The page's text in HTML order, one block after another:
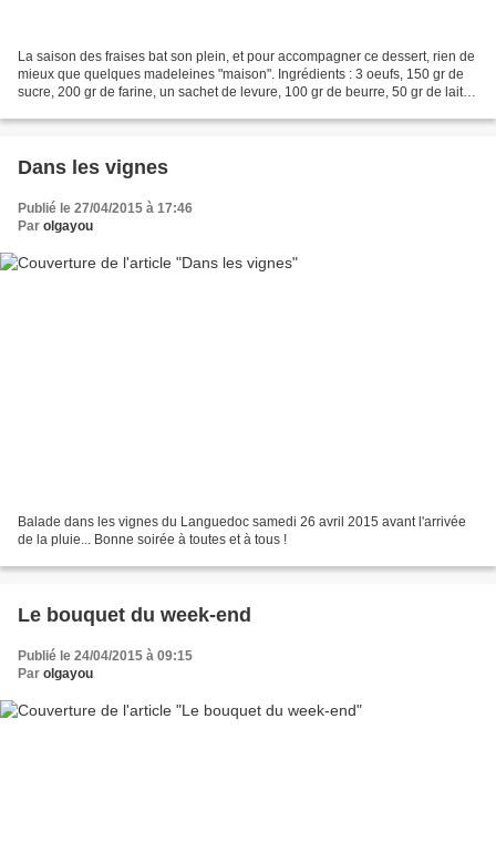
La saison des fraises bat son plein, et pour accompagner ce dessert, rien de
mieux que quelques madeleines "maison". Ingrédients : 3 oeufs, 150 gr de
sucre, 200 gr de farine, un sachet de levure, 100 gr de beurre, 50 gr de lait,
Dans les vignes
Publié le 27/04/2015 à 17:46
Par olgayou
Balade dans les vignes du Languedoc samedi 26 avril 2015 avant l'arrivée
de la pluie... Bonne soirée à toutes et à tous !
Le bouquet du week-end
Publié le 24/04/2015 à 09:15
Par olgayou